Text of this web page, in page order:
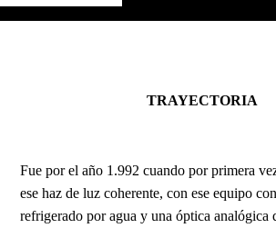
TRAYECTORIA
Fue por el año 1.992 cuando por primera
ese haz de luz coherente, con ese equipo
refrigerado por agua y una óptica analógica